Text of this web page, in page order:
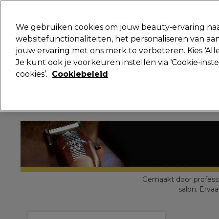
Merken Deals Haar Elektra
Volgende dag geleverd*
Gemaakt door
salon.
We gebruiken cookies om jouw beauty‑ervaring
websitefunctionaliteiten, het personaliseren van
jouw ervaring met ons merk te verbeteren. Kies
Je kunt ook je voorkeuren instellen via
cookies’. Cookiebeleid